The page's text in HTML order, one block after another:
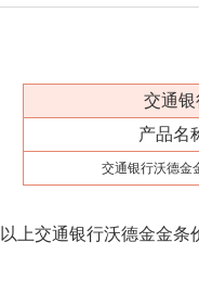
交通银
产品名
交通银行沃德金
以上交通银行沃德金金